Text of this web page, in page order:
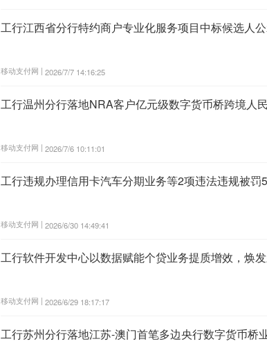
工行江西省分行特约商户专业化服务项目中标候选人
移动支付网 | 2026/7/7 14:16:25
工行温州分行落地NRA客户亿元级数字货币桥跨境人
移动支付网 | 2026/7/6 10:11:01
工行违规办理信用卡汽车分期业务等2项违法违规被罚
移动支付网 | 2026/6/30 14:49:41
工行软件开发中心以数据赋能个贷业务提质增效，焕
移动支付网 | 2026/6/29 18:17:17
工行苏州分行落地江苏-澳门首笔多边央行数字货币桥